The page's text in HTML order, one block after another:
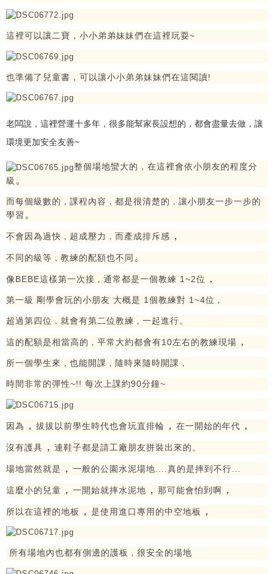
這裡可以讓二寶 ， 小小弟弟妹妹們在這裡玩耍~
也準備了兒童書，可以讓小小弟弟妹妹們在這閱讀!
老闆說，這裡營運十多年，很多能幫家長設想的， 都會盡量去做，讓
環境更加安全友善~
整個場地蠻大的，在這裡會依小朋友的程度分
級 。
而每個級數的 ， 課程內容 ， 都是很清楚的 ， 讓小朋友一步一步的
學習。
不會因為過快 ， 超成壓力 ， 而產成排斥感 ，
不同的級等 ， 教練的配額也不同 。
像BEBE這樣第一次接 ， 通常都是一個教練 1~2位 ，
第一級 剛學會玩的小朋友 大概是 1個教練對 1~4位 ，
超過第四位 ， 就會有第二位教練 ， 一起進行。
這的配額是相當高的 ， 平常大約都會有10左右的教練現場 ，
所一個學生來 ， 也能開課 ， 隨時來隨時開課 ，
時間非常的彈性~!! 每次上課約90分鐘~
因為 ， 拔拔以前學生時代也會玩直排輪 ， 在一開始的年代 ，
沒有護具 ， 連鞋子都是請工廠朋友拼裝出來的。
場地當然就是 ， 一般的公園水泥場地....真的是摔到不行...
這麼小的兒童 ， 一開始就摔水泥地 ， 那可能會怕到啊 ，
所以在這裡的地板 ， 是使用進口專用的中空地板 ，
所有場地內也都有側邊的護板 ， 很安全的場地